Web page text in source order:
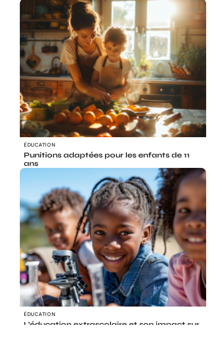
ÉDUCATION
Punitions adaptées pour les enfants de 11
ans
ÉDUCATION
L’éducation extrascolaire et son impact sur